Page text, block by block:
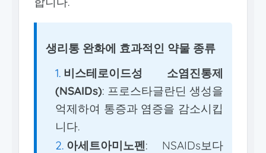
생리통 완화에 효과적인 약물 종류
비스테로이드성 소염진통제
(NSAIDs): 프로스타글란딘 생성을
억제하여 통증과 염증을 감소시킵
니다.
아세트아미노펜: NSAIDs보다